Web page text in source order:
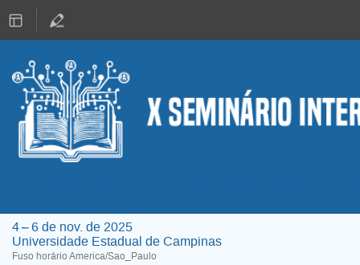
4 – 6 de nov. de 2025
Universidade Estadual de Campinas
Fuso horário America/Sao_Paulo